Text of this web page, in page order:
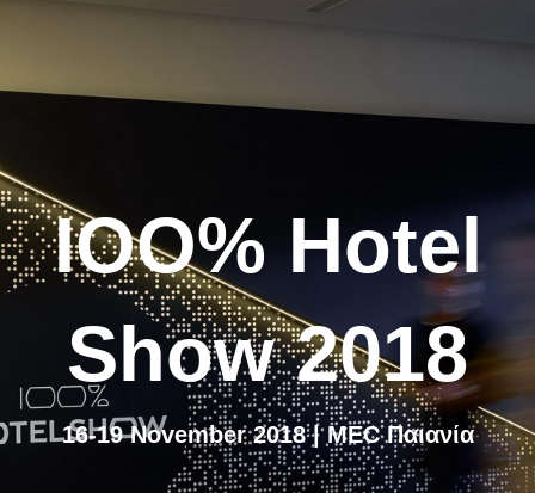
IOO% Hotel
Show 2018
16-19 November 2018 | MEC Παιανία